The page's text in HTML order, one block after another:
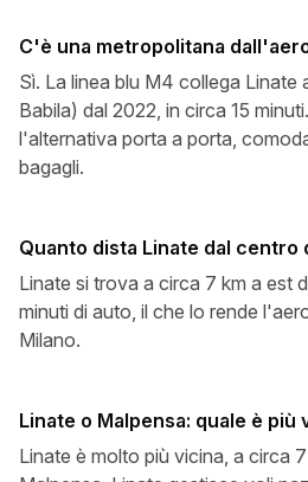
C'è una metropolitana
Sì. La linea blu M4 collega Linate
Babila) dal 2022, in circa 15
l'alternativa porta a porta,
bagagli.
Quanto dista Linate dal centro
Linate si trova a circa 7 km a est
minuti di auto, il che lo rende
Milano.
Linate o Malpensa: quale è più
Linate è molto più vicina, a circa